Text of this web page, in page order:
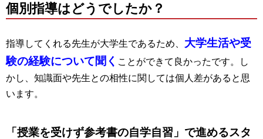
個別指導はどうでしたか？
指導してくれる先生が大学生であるため、 大学生活や受
験の経験について聞く ことができて良かったです。し
かし、知識面や先生との相性に関しては個人差があると思
います。
「授業を受けず参考書の自学自習」で進めるスタ